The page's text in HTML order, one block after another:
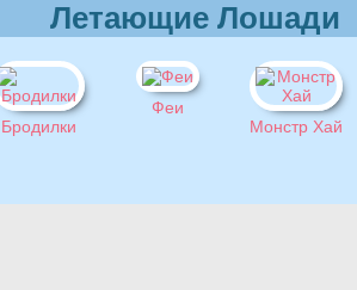
Летающие Лошади
Бродилки
Феи
Монстр Хай